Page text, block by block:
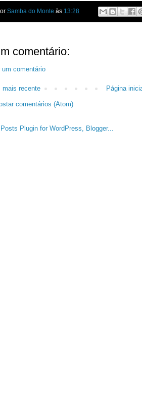
Samba do Monte às 13:28
comentário:
um comentário
mais recente Página
comentários (Atom)